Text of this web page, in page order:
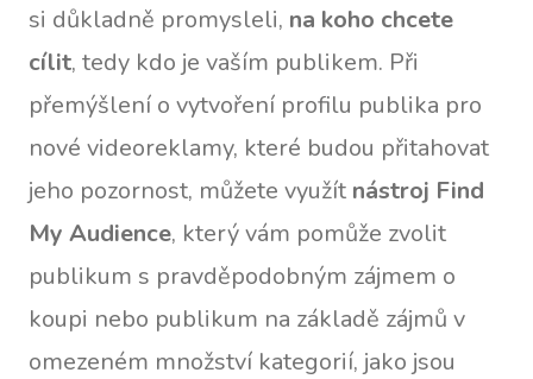
si důkladně promysleli, na koho chcete
cílit, tedy kdo je vaším publikem. Při
přemýšlení o vytvoření profilu publika pro
nové videoreklamy, které budou přitahovat
jeho pozornost, můžete využít nástroj Find
My Audience, který vám pomůže zvolit
publikum s pravděpodobným zájmem o
koupi nebo publikum na základě zájmů v
omezeném množství kategorií, jako jsou